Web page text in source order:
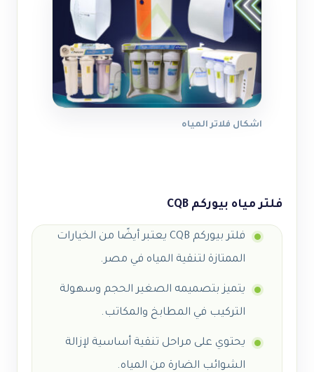
اشكال فلاتر المياه
فلتر مياه بيوركم CQB
فلتر بيوركم CQB يعتبر أيضًا من الخيارات
الممتازة لتنقية المياه في مصر.
يتميز بتصميمه الصغير الحجم وسهولة
التركيب في المطابخ والمكاتب.
يحتوي على مراحل تنقية أساسية لإزالة
الشوائب الضارة من المياه.